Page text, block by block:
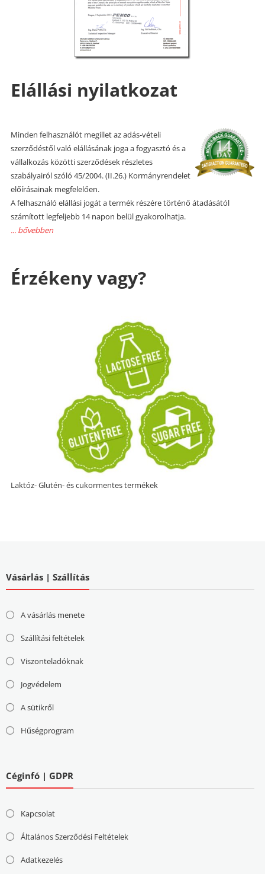
Elállási nyilatkozat
Minden felhasználót megillet az adás-vételi
szerződéstől való elállásának joga a fogyasztó és a
vállalkozás közötti szerződések részletes
szabályairól szóló 45/2004. (II.26.) Kormányrendelet
előírásainak megfelelően.
A felhasználó elállási jogát a termék részére történő átadásától
számított legfeljebb 14 napon belül gyakorolhatja.
... bővebben
Érzékeny vagy?
Laktóz- Glutén- és cukormentes termékek
Vásárlás | Szállítás
A vásárlás menete
Szállítási feltételek
Viszonteladóknak
Jogvédelem
A sütikről
Hűségprogram
Céginfó | GDPR
Kapcsolat
Általános Szerződési Feltételek
Adatkezelés